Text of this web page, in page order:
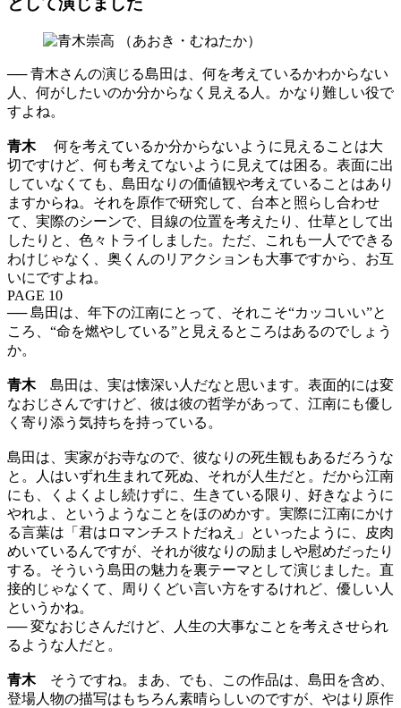
── 青木さんの演じる島田は、何を考えているかわからない
人、何がしたいのか分からなく見える人。かなり難しい役で
すよね。
青木何を考えているか分からないように見えることは大
切ですけど、何も考えてないように見えては困る。表面に出
していなくても、島田なりの価値観や考えていることはあり
ますからね。それを原作で研究して、台本と照らし合わせ
て、実際のシーンで、目線の位置を考えたり、仕草として出
したりと、色々トライしました。ただ、これも一人でできる
わけじゃなく、奥くんのリアクションも大事ですから、お互
いにですよね。
PAGE 10
── 島田は、年下の江南にとって、それこそ“カッコいい”と
ころ、“命を燃やしている”と見えるところはあるのでしょう
か。
青木島田は、実は懐深い人だなと思います。表面的には変
なおじさんですけど、彼は彼の哲学があって、江南にも優し
く寄り添う気持ちを持っている。
島田は、実家がお寺なので、彼なりの死生観もあるだろうな
と。人はいずれ生まれて死ぬ、それが人生だと。だから江南
にも、くよくよし続けずに、生きている限り、好きなように
やれよ、というようなことをほのめかす。実際に江南にかけ
る言葉は「君はロマンチストだねえ」といったように、皮肉
めいているんですが、それが彼なりの励ましや慰めだったり
する。そういう島田の魅力を裏テーマとして演じました。直
接的じゃなくて、周りくどい言い方をするけれど、優しい人
というかね。
── 変なおじさんだけど、人生の大事なことを考えさせられ
るような人だと。
青木そうですね。まあ、でも、この作品は、島田を含め、
登場人物の描写はもちろん素晴らしいのですが、やはり原作